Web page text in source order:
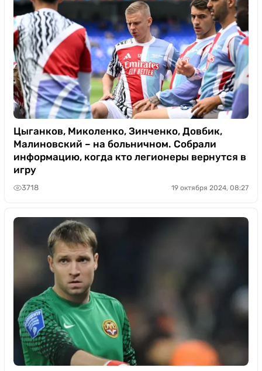
Цыганков, Миколенко, Зинченко, Довбик,
Малиновский – на больничном. Собрали
информацию, когда кто легионеры вернутся в
игру
3718 19 октября 2024, 08:27